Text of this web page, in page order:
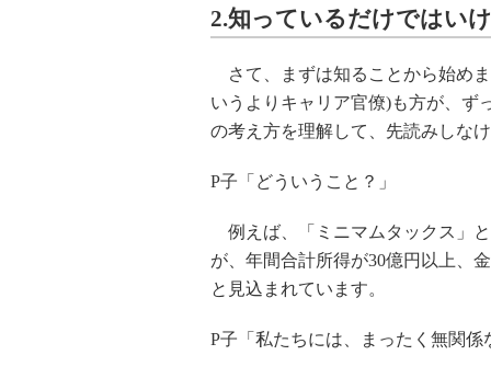
2.知っているだけではい
さて、まずは知ることから始め
いうよりキャリア官僚)も方が、ず
の考え方を理解して、先読みしな
P子「どういうこと？」
例えば、「ミニマムタックス」
が、年間合計所得が30億円以上、
と見込まれています。
P子「私たちには、まったく無関係